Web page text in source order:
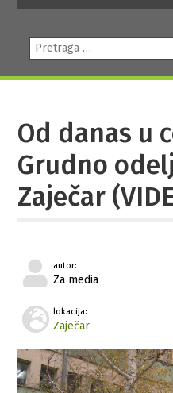
Pretraga:
Od danas u
Grudno
Zaječar
autor:
Za media
lokacija:
Zaječar